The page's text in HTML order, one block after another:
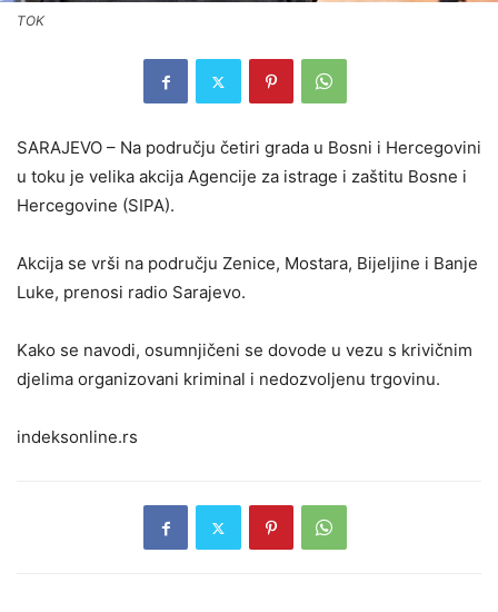
TOK
SARAJEVO – Na području četiri grada u Bosni i Hercegovini
u toku je velika akcija Agencije za istrage i zaštitu Bosne i
Hercegovine (SIPA).
Akcija se vrši na području Zenice, Mostara, Bijeljine i Banje
Luke, prenosi radio Sarajevo.
Kako se navodi, osumnjičeni se dovode u vezu s krivičnim
djelima organizovani kriminal i nedozvoljenu trgovinu.
indeksonline.rs